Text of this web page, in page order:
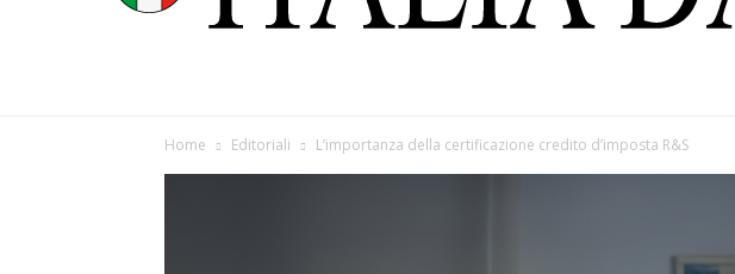
Home Editoriali L’importanza della certificazione credito d’imposta R&S